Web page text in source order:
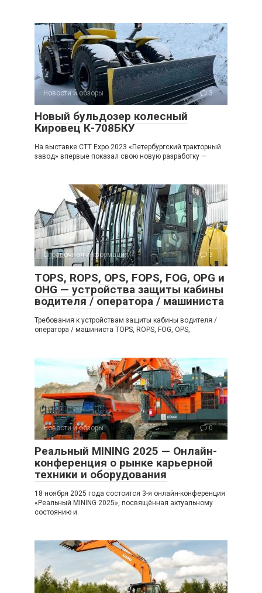
Новости и обзоры 3
Новый бульдозер колесный
Кировец К-708БКУ
На выставке CTT Expo 2023 «Петербургский тракторный
завод» впервые показал свою новую разработку —
Справочная информация 3
TOPS, ROPS, OPS, FOPS, FOG, OPG и
OHG — устройства защиты кабины
водителя / оператора / машиниста
Требования к устройствам защиты кабины водителя /
оператора / машиниста TOPS, ROPS, FOG, OPS,
Новости и обзоры 0
Реальный MINING 2025 — Онлайн-
конференция о рынке карьерной
техники и оборудования
18 ноября 2025 года состоится 3-я онлайн-конференция
«Реальный MINING 2025», посвящённая актуальному
состоянию и